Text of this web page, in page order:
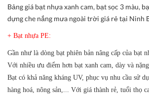
Bảng giá bạt nhựa xanh cam, bạt sọc 3 màu,
dựng che nắng mưa ngoài trời giá rẻ tại Ninh
+ Bạt nhựa PE:
Gần như là dòng bạt phiên bản nâng cấp của bạt
Với nhiều ưu điểm hơn bạt xanh cam, dày và
Bạt có khả năng kháng UV, phục vụ nhu cầu sử
hàng hoá, nông sản,... Với giá thành rẻ, tuổi thọ